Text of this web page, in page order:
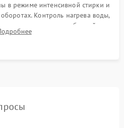
в режиме интенсивной стирки и
Контроль нагрева воды,
излишних вибраций,
и протечек под корпусом.